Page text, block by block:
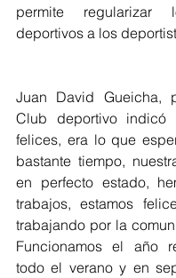
permite regularizar
deportivos a los
Juan David Gueicha,
Club deportivo indicó
felices, era lo que
bastante tiempo,
en perfecto estado,
trabajos, estamos
trabajando por la
Funcionamos el año
todo el verano y en